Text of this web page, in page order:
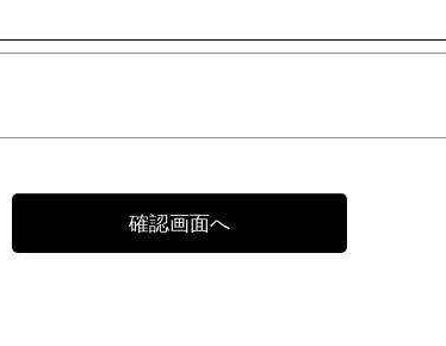
確認画面へ